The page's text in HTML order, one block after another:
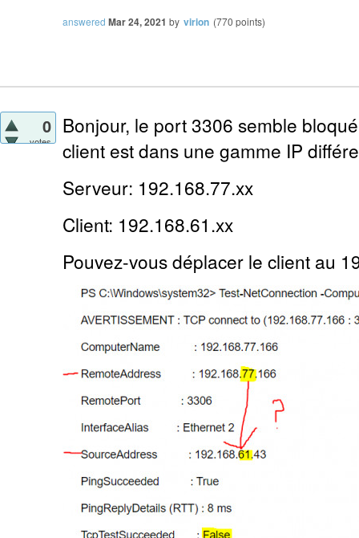
answered Mar 24, 2021 by virion (770 points)
0
votes
Bonjour, le port 3306 semble
client est dans une gamme IP
Serveur: 192.168.77.xx
Client: 192.168.61.xx
Pouvez-vous déplacer le client au